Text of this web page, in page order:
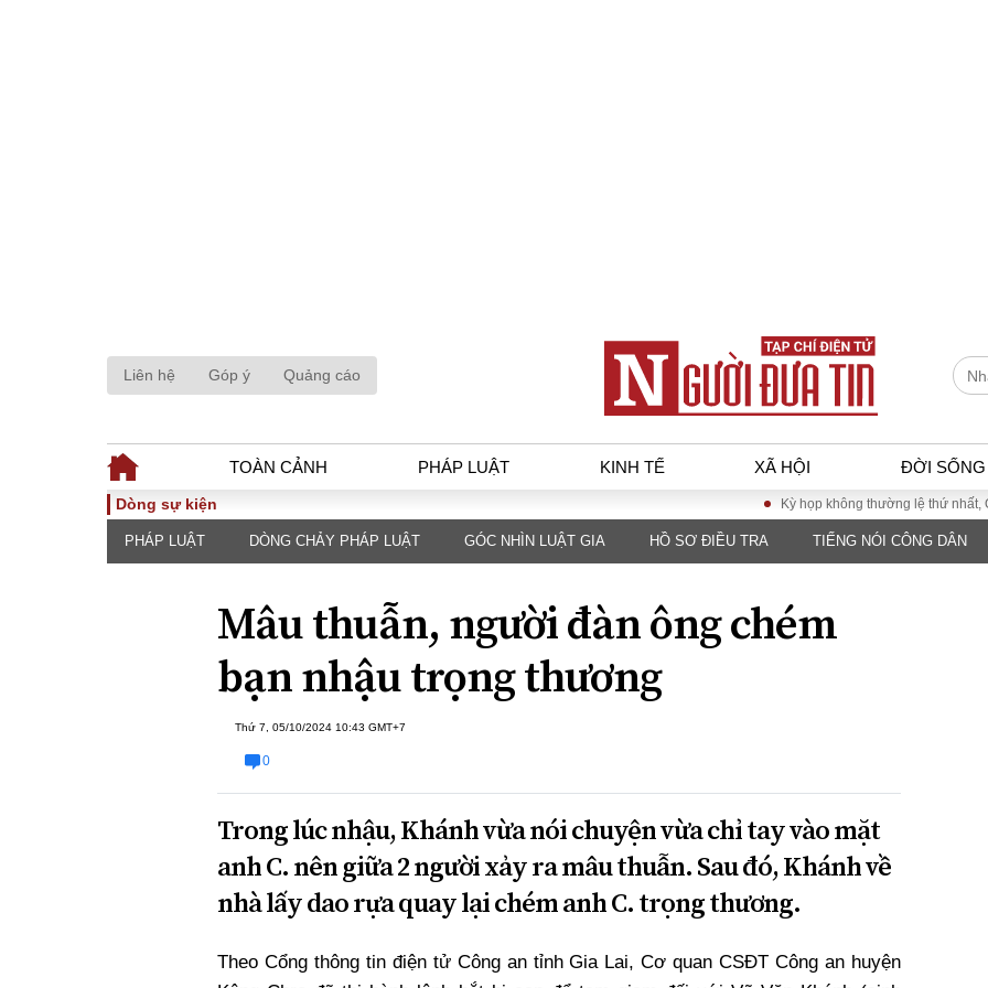
Liên hệ Góp ý Quảng cáo
TOÀN CẢNH PHÁP LUẬT KINH TẾ XÃ HỘI ĐỜI SỐNG
TOÀN CẢNH
Chính sách
Đối thoại
PHÁP LUẬT
Góc nhìn luật gia
Hồ sơ điều tra
Tiếng nói công dân
KINH TẾ
Tài chính - Ngân
hàng
luận
Công nghệ
XÃ HỘI
Quan điểm
Dòng sự kiện Kỳ họp không thường lệ thứ nhất, Quốc hội
PHÁP LUẬT DÒNG CHẢY PHÁP LUẬT GÓC NHÌN LUẬT GIA HỒ SƠ ĐIỀU TRA TIẾNG NÓI CÔNG DÂN
Mâu thuẫn, người đàn ông chém
bạn nhậu trọng thương
Thứ 7, 05/10/2024 10:43 GMT+7
0
Trong lúc nhậu, Khánh vừa nói chuyện vừa chỉ tay vào mặt
anh C. nên giữa 2 người xảy ra mâu thuẫn. Sau đó, Khánh về
nhà lấy dao rựa quay lại chém anh C. trọng thương.
Theo Cổng thông tin điện tử Công an tỉnh Gia Lai, Cơ quan CSĐT Công an huyện